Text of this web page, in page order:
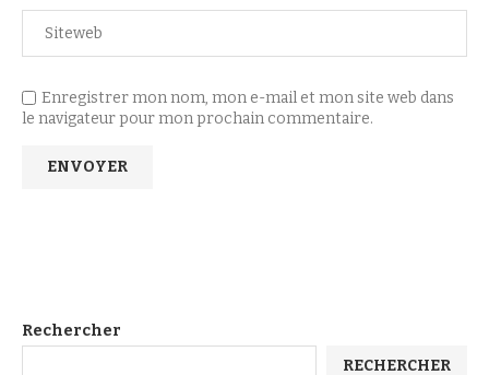
Enregistrer mon nom, mon e-mail et mon site web dans
le navigateur pour mon prochain commentaire.
Rechercher
RECHERCHER